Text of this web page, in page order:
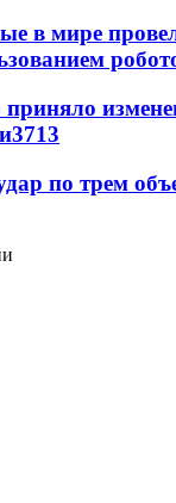
в мире
3713
по трем